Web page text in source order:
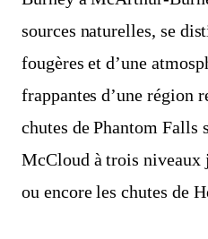
sources naturelles, se
fougères et d’une
frappantes d’une région
chutes de Phantom
McCloud à trois niveaux
ou encore les chutes de